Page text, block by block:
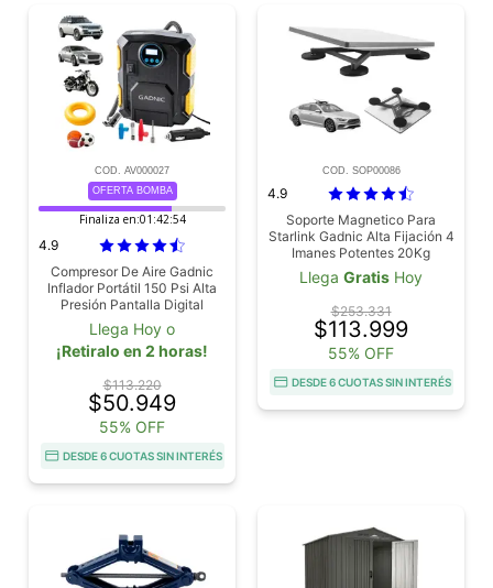
COD. AV000027
OFERTA BOMBA
Finaliza en:01:42:53
4.9
Compresor De Aire Gadnic
Inflador Portátil 150 Psi Alta
Presión Pantalla Digital
Llega Hoy o
¡Retiralo en 2 horas!
$113.220
$50.949
55% OFF
DESDE 6 CUOTAS SIN INTERÉS
COD. SOP00086
4.9
Soporte Magnetico Para
Starlink Gadnic Alta Fijación 4
Imanes Potentes 20Kg
Llega Gratis Hoy
$253.331
$113.999
55% OFF
DESDE 6 CUOTAS SIN INTERÉS